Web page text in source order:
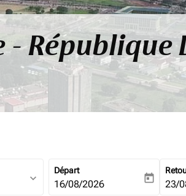
-
expand_more
Départ
fc-booking-departure-date-
16/08/2026 today fc-
23/